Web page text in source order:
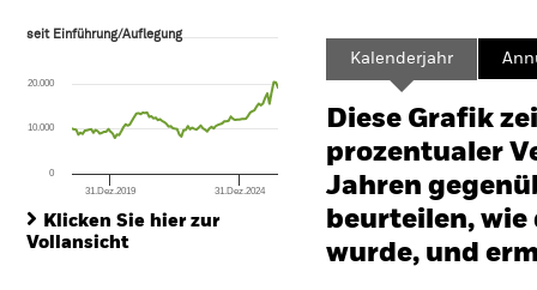
seit Einführung/Auflegung
The chart has 1 X axis displaying Time. Range: 2018-07-01 00:00:00 to
The chart has 1 Y axis displaying values. Range: -100 to 200.
seit Einführung/Auflegung
31.Dez.2019 31.Dez.2024
0
10.000
20.000
Klicken Sie hier zur
Vollansicht
Kalenderjahr
Diese Grafik
prozentualer
Jahren
beurteilen,
wurde, und